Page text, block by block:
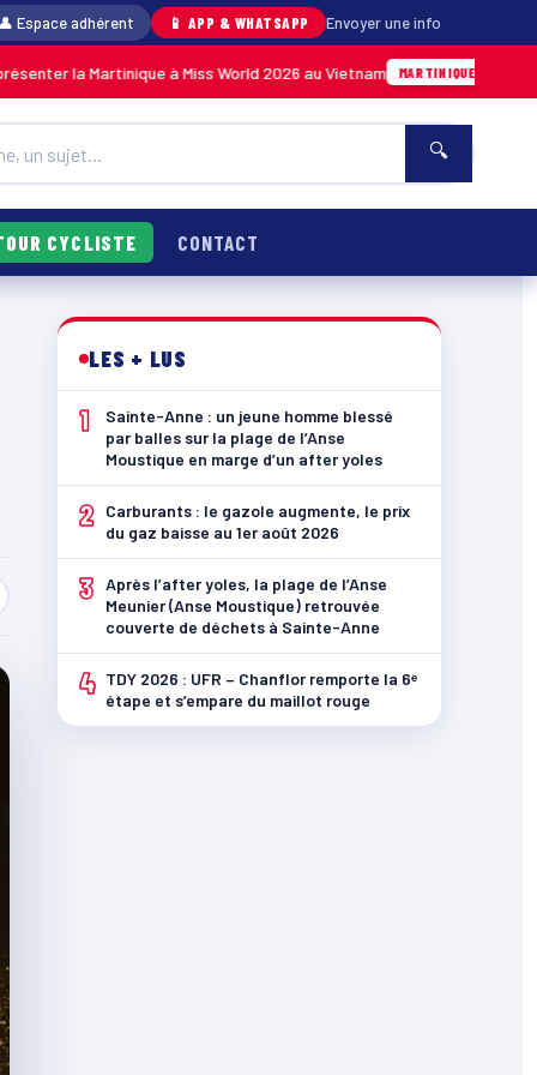
Espace adhérent 📱 APP & WHATSAPP Envoyer une info
Martinique à Miss World 2026 au Vietnam MARTINIQUE 05/08 · 14h14
🔍
CYCLISTE CONTACT
LES + LUS
1
Sainte-Anne : un jeune homme blessé
par balles sur la plage de l’Anse
Moustique en marge d’un after yoles
2
Carburants : le gazole augmente, le prix
du gaz baisse au 1er août 2026
3 Après l’after yoles, la plage de l’Anse
Meunier (Anse Moustique) retrouvée
couverte de déchets à Sainte-Anne
4 TDY 2026 : UFR – Chanflor remporte la 6ᵉ
étape et s’empare du maillot rouge